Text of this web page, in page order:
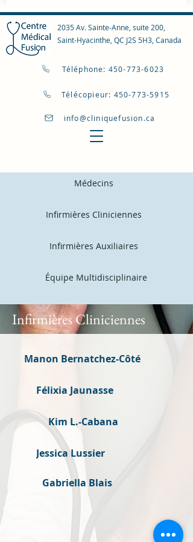
2035 Av. Sainte-Anne, suite 200,
Saint-Hyacinthe, QC J2S 5H3, Canada
Téléphone: 450-773-6023
Télécopieur: 450-773-5915
info@cliniquefusion.ca
Médecins
Infirmières Cliniciennes
Infirmières Auxiliaires
Équipe Multidisciplinaire
Infirmières Cliniciennes
Manon Bernatchez-Côté
Félixia Jaunasse
Kim L.-Cabana
Jessica Lussier
Gabriella Blais